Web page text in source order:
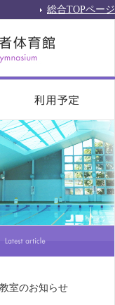
総合TOPページ
室のお知らせ